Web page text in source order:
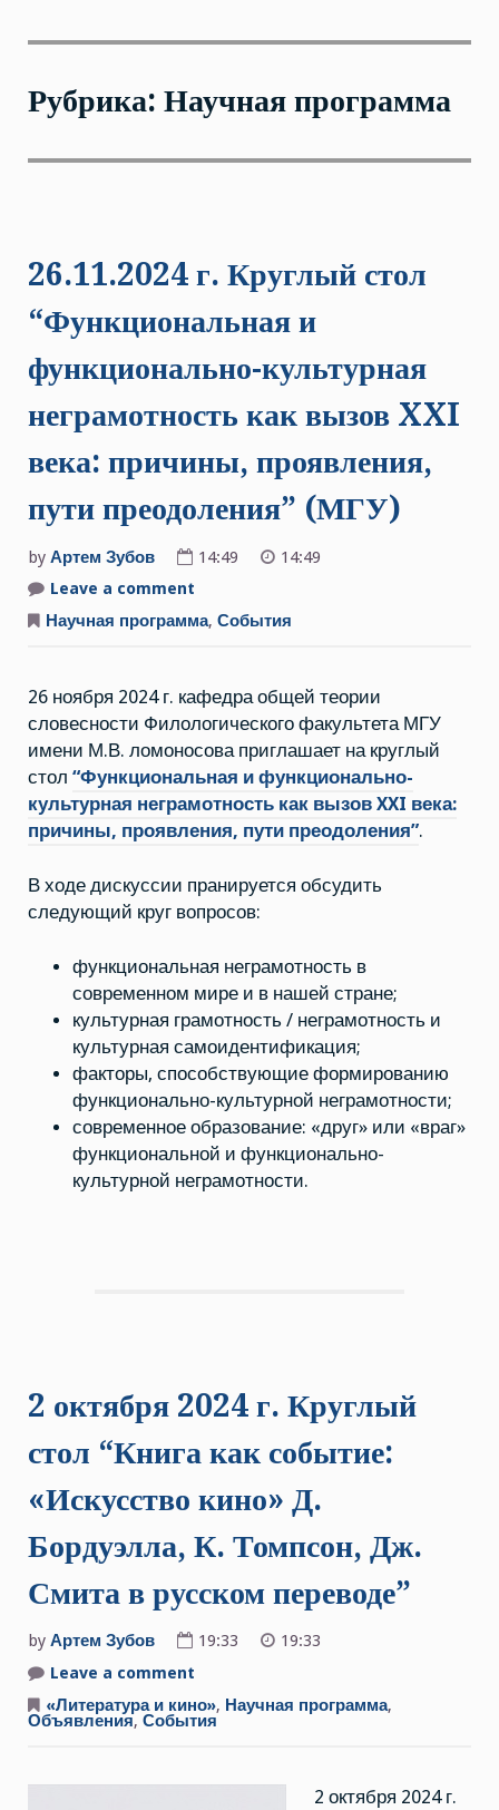
Рубрика: Научная программа
26.11.2024 г. Круглый стол
“Функциональная и
функционально-культурная
неграмотность как вызов XXI
века: причины, проявления,
пути преодоления” (МГУ)
by Артем Зубов 14:49
14:49
Leave a comment
г.
функционально-
культурная
неграмотность
как
вызов
XXI
причины,
проявления,
пути
Научная программа, События
26 ноября 2024 г. кафедра общей теории
словесности Филологического факультета МГУ
имени М.В. ломоносова приглашает на круглый
стол “Функциональная и функционально-
культурная неграмотность как вызов XXI века:
причины, проявления, пути преодоления”.
В ходе дискуссии пранируется обсудить
следующий круг вопросов:
функциональная неграмотность в
современном мире и в нашей стране;
культурная грамотность / неграмотность и
культурная самоидентификация;
факторы, способствующие формированию
функционально-культурной неграмотности;
современное образование: «друг» или «враг»
функциональной и функционально-
культурной неграмотности.
2 октября 2024 г. Круглый
стол “Книга как событие:
«Искусство кино» Д.
Бордуэлла, К. Томпсон, Дж.
Смита в русском переводе”
by Артем Зубов 19:33
19:33
Leave a comment
октября
2024
“Книга
«Литература и кино», Научная программа,
Объявления, События
2 октября 2024 г.